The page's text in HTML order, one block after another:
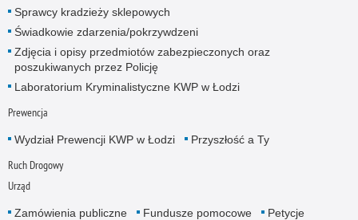
Sprawcy kradzieży sklepowych
Świadkowie zdarzenia/pokrzywdzeni
Zdjęcia i opisy przedmiotów zabezpieczonych oraz
poszukiwanych przez Policję
Laboratorium Kryminalistyczne KWP w Łodzi
Prewencja
Wydział Prewencji KWP w Łodzi Przyszłość a Ty
Ruch Drogowy
Urząd
Zamówienia publiczne Fundusze pomocowe
Petycje